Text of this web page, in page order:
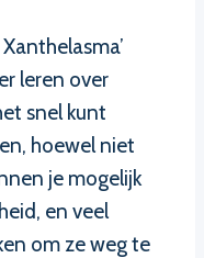
leren over
snel kunt
hoewel niet
je mogelijk
en veel
om ze weg te